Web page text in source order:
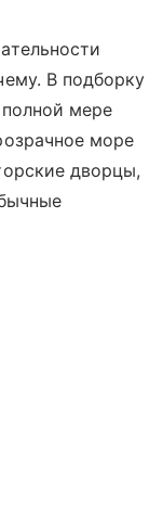
В подборку
мере
море
дворцы,